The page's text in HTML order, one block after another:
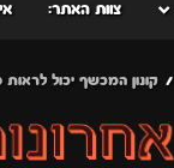
צוות האתר:
קונון המכשף יכול לראות